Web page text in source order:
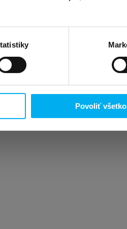
Povoliť všetko
a kroky vykonávať.